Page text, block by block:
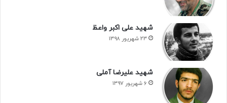
شهید علی اکبر واعظ
۲۳ شهریور ۱۳۹۸
شهید علیرضا آملی
۶ شهریور ۱۳۹۷